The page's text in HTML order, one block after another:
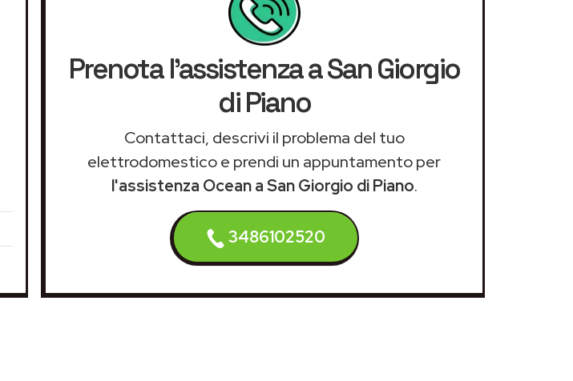
Prenota l'assistenza a San Giorgio
di Piano
Contattaci, descrivi il problema del tuo
elettrodomestico e prendi un appuntamento per
l'assistenza Ocean a San Giorgio di Piano.
3486102520